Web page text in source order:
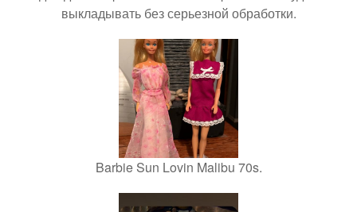
выкладывать без серьезной обработки.
Barbie Sun Lovin Malibu 70s.